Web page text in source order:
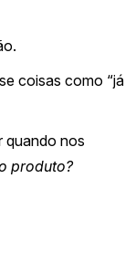
coisas como “já
quando nos
produto?